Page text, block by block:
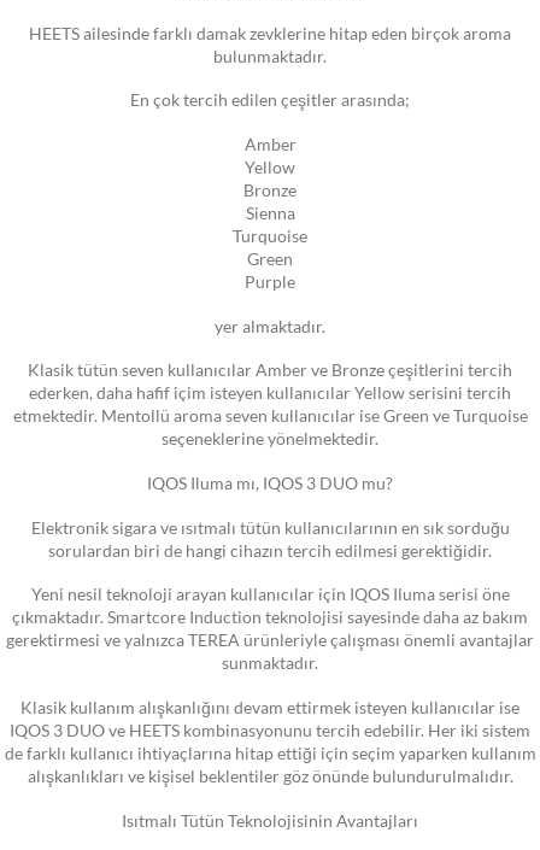
HEETS ailesinde farklı damak zevklerine hitap eden birçok aroma
bulunmaktadır.
En çok tercih edilen çeşitler arasında;
Amber
Yellow
Bronze
Sienna
Turquoise
Green
Purple
yer almaktadır.
Klasik tütün seven kullanıcılar Amber ve Bronze çeşitlerini tercih
ederken, daha hafif içim isteyen kullanıcılar Yellow serisini tercih
etmektedir. Mentollü aroma seven kullanıcılar ise Green ve Turquoise
seçeneklerine yönelmektedir.
IQOS Iluma mı, IQOS 3 DUO mu?
Elektronik sigara ve ısıtmalı tütün kullanıcılarının en sık sorduğu
sorulardan biri de hangi cihazın tercih edilmesi gerektiğidir.
Yeni nesil teknoloji arayan kullanıcılar için IQOS Iluma serisi öne
çıkmaktadır. Smartcore Induction teknolojisi sayesinde daha az bakım
gerektirmesi ve yalnızca TEREA ürünleriyle çalışması önemli avantajlar
sunmaktadır.
Klasik kullanım alışkanlığını devam ettirmek isteyen kullanıcılar ise
IQOS 3 DUO ve HEETS kombinasyonunu tercih edebilir. Her iki sistem
de farklı kullanıcı ihtiyaçlarına hitap ettiği için seçim yaparken kullanım
alışkanlıkları ve kişisel beklentiler göz önünde bulundurulmalıdır.
Isıtmalı Tütün Teknolojisinin Avantajları